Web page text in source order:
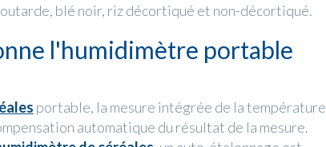
blé noir, riz décortiqué et non-décortiqué.
l'humidimètre portable
portable, la mesure intégrée de la température
automatique du résultat de la mesure.